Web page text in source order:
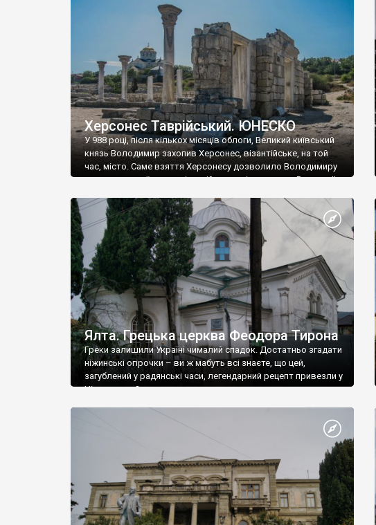
візантійської доби. Раритети викрадені з фондів об’єкту
культурної спадщини ЮНЕСКО «Херсонеса Таврійського».
Офіційно – на виставку «Золото Візантії», але експерти та
влада в Україні вважають це лише […]
Херсонес Таврійський. ЮНЕСКО
У 988 році, після кількох місяців облоги, Великий київський
князь Володимир захопив Херсонес, візантійське, на той
час, місто. Саме взяття Херсонесу дозволило Володимиру
диктувати свої умови візантійському імператору Василю ІІ,
Херсонесі Володимир-язичник, став Василем-
християнином. А потім було Хрещення Русі. На честь
Херсонесу Таврійського названо місто […]
Ялта. Грецька церква Феодора Тирона
Греки залишили Україні чималий спадок. Достатньо згадати
ніжинські огірочки – ви ж мабуть всі знаєте, що цей,
загублений у радянські часи, легендарний рецепт привезли у
Ніжин греки?